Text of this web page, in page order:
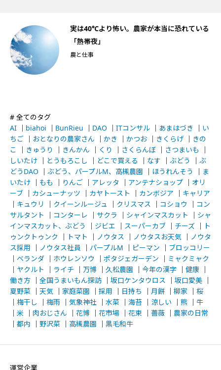
実は40℃より怖い。農家が本当に恐れている
「熱帯夜」
農と仕事
# 全てのタグ
AI ｜ biahoi ｜ BunRieu ｜ DAO ｜ ITコンサル ｜ あまはづき ｜ い
ちご ｜ おとなりの農家さん ｜ かき ｜ かつお ｜ きくらげ｜ きの
こ
｜ きゅうり ｜ きんかん ｜ くり ｜ さくらんぼ ｜ さつまいも
｜
しいたけ ｜ とうもろこし ｜ どこで買える ｜ なす ｜ ぶどう ｜ ぶ
どうDAO ｜ ぶどう、パープルM、高槻農園 ｜ ほうれんそう ｜ ま
いたけ ｜ もも ｜ りんご ｜ アレッタ ｜ アンテナショップ ｜ オリ
ーブ ｜ カシューナッツ ｜ カヤトースト ｜ カンボジア ｜ キャリア
｜ キュウリ ｜ クイーンルージュ ｜ クリスマス ｜ コショウ ｜ コン
サルタント
｜ コンターレ ｜ サクラ ｜ シャインマスカット ｜ シャ
インマスカット、ぶどう
｜ ジビエ ｜ スーパーカブ ｜ チーズ ｜ ト
ゥンクトゥンク
｜ トマト ｜ ノウタス ｜ ノウタスお天気 ｜ ノウタ
ス採用 ｜ ノウタス社員 ｜ パープルM ｜ ピーマン ｜ ブロッコリー
｜ ベランダ ｜ ホウレンソウ ｜ ポタジェガーデン ｜ ミャクミャク
｜ ヤクルト ｜ ライチ ｜ 万博 ｜ 久松農園 ｜ 今年の漢字 ｜ 健康 ｜
働き方 ｜ 全国うまいもん探訪 ｜ 坂口ケンタウロス ｜ 坂口愛美 ｜
夏野菜 ｜ 天気 ｜ 家庭菜園 ｜ 採用 ｜ 日持ち ｜ 月餅 ｜ 柳家 ｜ 桜
｜ 梅干し ｜ 梅雨 ｜ 気象神社 ｜ 水菜 ｜ 海苔 ｜ 涼しい ｜ 熊 ｜ 牛
｜ 米 ｜ 肉おじさん ｜ 花博 ｜ 花市場 ｜ 花束 ｜ 薔薇 ｜ 農家の日常
｜ 都内 ｜ 野沢菜 ｜ 高槻農園 ｜ 黒毛和牛
運営企業